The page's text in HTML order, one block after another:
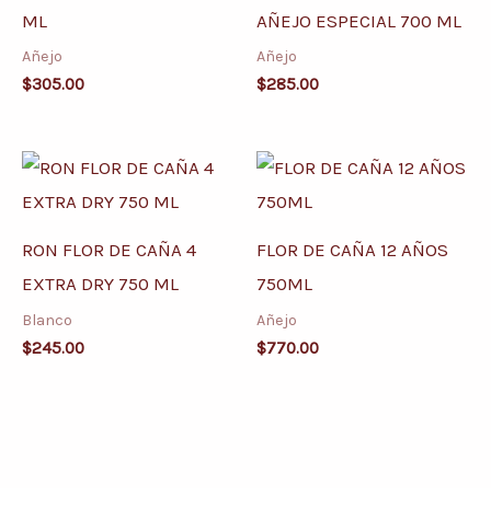
ML
Añejo
$305.00
AÑEJO ESPECIAL 700 ML
Añejo
$285.00
RON FLOR DE CAÑA 4
EXTRA DRY 750 ML
Blanco
$245.00
FLOR DE CAÑA 12 AÑOS
750ML
Añejo
$770.00